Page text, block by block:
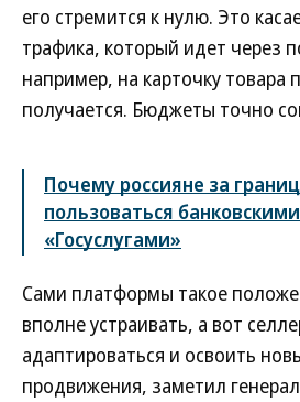
его стремится к нулю. Это
трафика, который идет через
например, на карточку товара
получается. Бюджеты точно
Почему россияне за
пользоваться
«Госуслугами»
Сами платформы такое
вполне устраивать, а вот
адаптироваться и освоить
продвижения, заметил